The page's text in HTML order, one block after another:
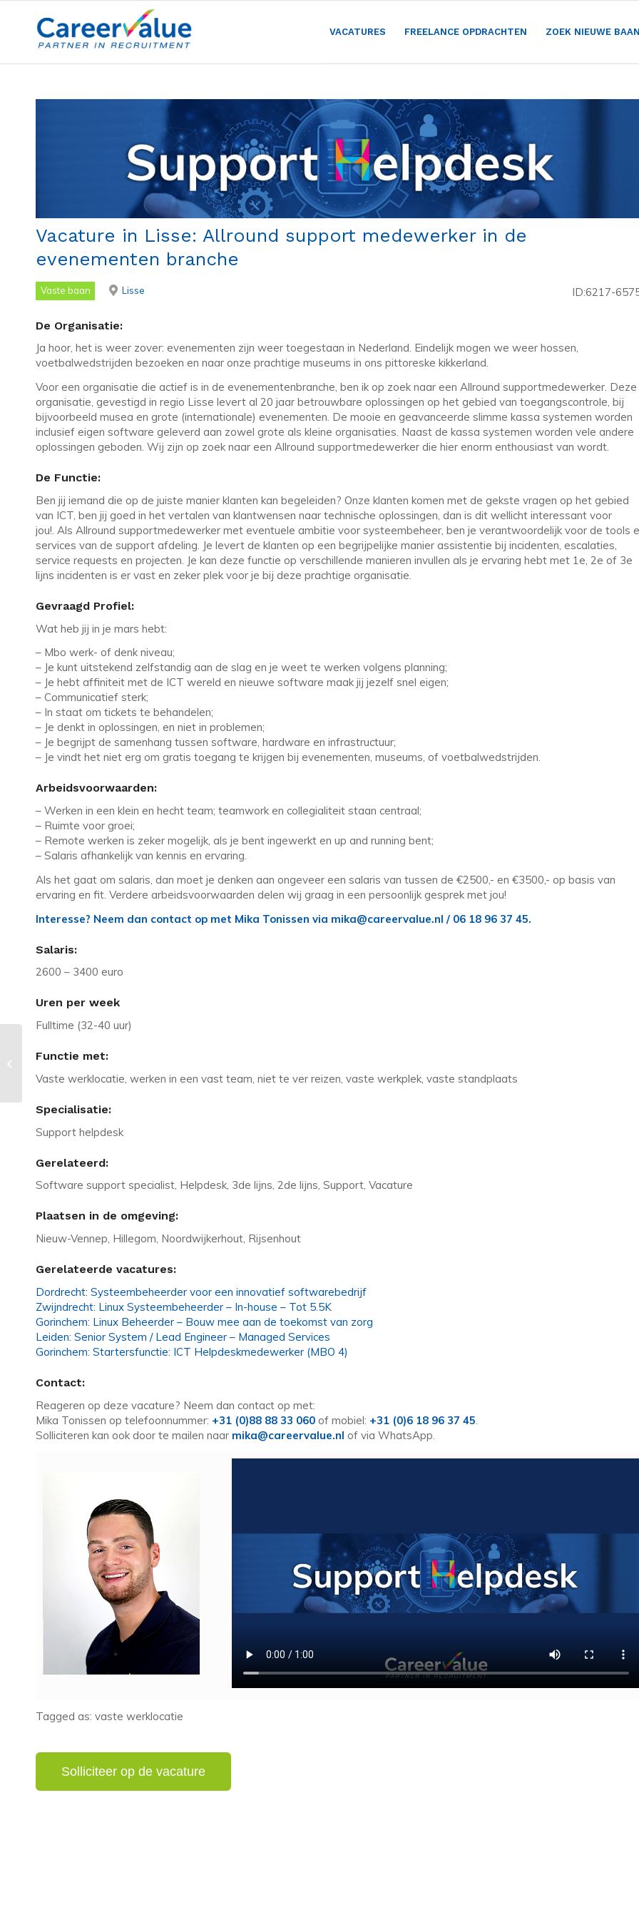
VACATURES FREELANCE OPDRACHTEN ZOEK NIEUWE BAAN
Vacature in Lisse: Allround support medewerker in de
evenementen branche
Vaste baan Lisse ID:6217-
De Organisatie:
Ja hoor, het is weer zover: evenementen zijn weer toegestaan in Nederland. Eindelijk mogen we weer hossen,
voetbalwedstrijden bezoeken en naar onze prachtige museums in ons pittoreske kikkerland.
Voor een organisatie die actief is in de evenementenbranche, ben ik op zoek naar een Allround supportmedewerker. Deze
organisatie, gevestigd in regio Lisse levert al 20 jaar betrouwbare oplossingen op het gebied van toegangscontrole, bij
bijvoorbeeld musea en grote (internationale) evenementen. De mooie en geavanceerde slimme kassa systemen worden
inclusief eigen software geleverd aan zowel grote als kleine organisaties. Naast de kassa systemen worden vele andere
oplossingen geboden. Wij zijn op zoek naar een Allround supportmedewerker die hier enorm enthousiast van wordt.
De Functie:
Ben jij iemand die op de juiste manier klanten kan begeleiden? Onze klanten komen met de gekste vragen op het gebied
van ICT, ben jij goed in het vertalen van klantwensen naar technische oplossingen, dan is dit wellicht interessant voor
jou!. Als Allround supportmedewerker met eventuele ambitie voor systeembeheer, ben je verantwoordelijk voor de tools
services van de support afdeling. Je levert de klanten op een begrijpelijke manier assistentie bij incidenten, escalaties,
service requests en projecten. Je kan deze functie op verschillende manieren invullen als je ervaring hebt met 1e, 2e of 3e
lijns incidenten is er vast en zeker plek voor je bij deze prachtige organisatie.
Gevraagd Profiel:
Wat heb jij in je mars hebt:
– Mbo werk- of denk niveau;
– Je kunt uitstekend zelfstandig aan de slag en je weet te werken volgens planning;
– Je hebt affiniteit met de ICT wereld en nieuwe software maak jij jezelf snel eigen;
– Communicatief sterk;
– In staat om tickets te behandelen;
– Je denkt in oplossingen, en niet in problemen;
– Je begrijpt de samenhang tussen software, hardware en infrastructuur;
– Je vindt het niet erg om gratis toegang te krijgen bij evenementen, museums, of voetbalwedstrijden.
Arbeidsvoorwaarden:
– Werken in een klein en hecht team; teamwork en collegialiteit staan centraal;
– Ruimte voor groei;
– Remote werken is zeker mogelijk, als je bent ingewerkt en up and running bent;
– Salaris afhankelijk van kennis en ervaring.
Als het gaat om salaris, dan moet je denken aan ongeveer een salaris van tussen de €2500,- en €3500,- op basis van
ervaring en fit. Verdere arbeidsvoorwaarden delen wij graag in een persoonlijk gesprek met jou!
Interesse? Neem dan contact op met Mika Tonissen via mika@careervalue.nl / 06 18 96 37 45.
Salaris:
2600 – 3400 euro
Uren per week
Fulltime (32-40 uur)
Functie met:
Vaste werklocatie, werken in een vast team, niet te ver reizen, vaste werkplek, vaste standplaats
Specialisatie:
Support helpdesk
Gerelateerd:
Software support specialist, Helpdesk, 3de lijns, 2de lijns, Support, Vacature
Plaatsen in de omgeving:
Nieuw-Vennep, Hillegom, Noordwijkerhout, Rijsenhout
Gerelateerde vacatures:
Dordrecht: Systeembeheerder voor een innovatief softwarebedrijf
Zwijndrecht: Linux Systeembeheerder – In-house – Tot 5.5K
Gorinchem: Linux Beheerder – Bouw mee aan de toekomst van zorg
Leiden: Senior System / Lead Engineer – Managed Services
Gorinchem: Startersfunctie: ICT Helpdeskmedewerker (MBO 4)
Contact:
Reageren op deze vacature? Neem dan contact op met:
Mika Tonissen op telefoonnummer: +31 (0)88 88 33 060 of mobiel: +31 (0)6 18 96 37 45
Solliciteren kan ook door te mailen naar mika@careervalue.nl of via WhatsApp.
Tagged as: vaste werklocatie
Ender in uitdagend Scrum team
werken?